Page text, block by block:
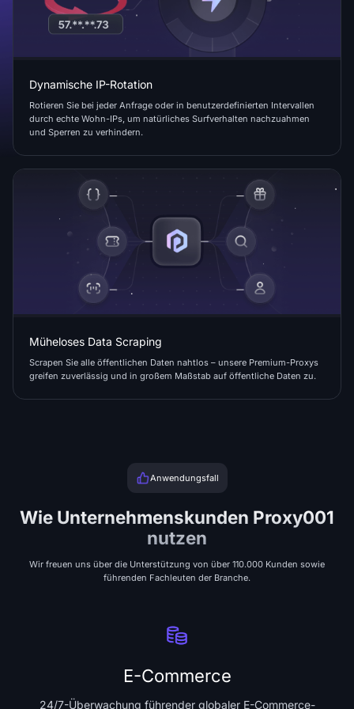
Dynamische IP-Rotation
Rotieren Sie bei jeder Anfrage oder in benutzerdefinierten Intervallen
durch echte Wohn-IPs, um natürliches Surfverhalten nachzuahmen
und Sperren zu verhindern.
Müheloses Data Scraping
Scrapen Sie alle öffentlichen Daten nahtlos – unsere Premium-Proxys
greifen zuverlässig und in großem Maßstab auf öffentliche Daten zu.
Anwendungsfall
Wie Unternehmenskunden Proxy001
nutzen
Wir freuen uns über die Unterstützung von über 110.000 Kunden sowie
führenden Fachleuten der Branche.
E-Commerce
24/7-Überwachung führender globaler E-Commerce-